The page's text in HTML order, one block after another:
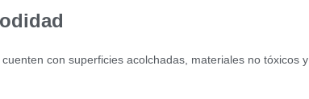
con superficies acolchadas, materiales no tóxicos y